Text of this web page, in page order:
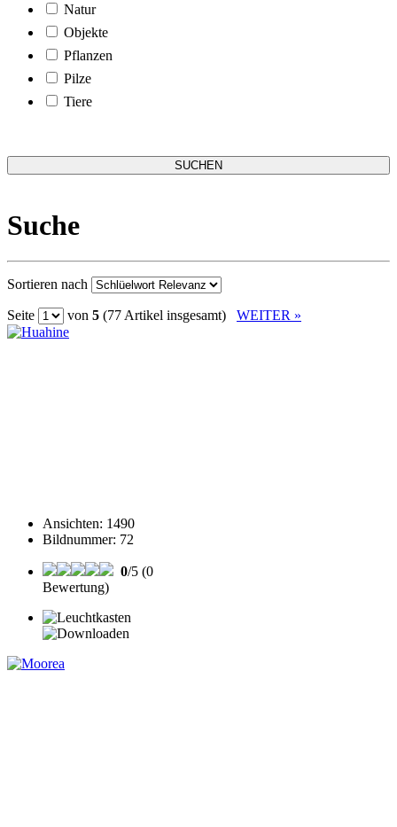
Natur
Objekte
Pflanzen
Pilze
Tiere
Suche
Sortieren nach
Seite von 5 (77 Artikel insgesamt) WEITER »
Ansichten: 1490
Bildnummer: 72
0/5 (0
Bewertung)